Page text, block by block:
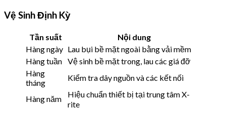
Vệ Sinh Định Kỳ
Tần suất
Nội dung
Hàng ngày Lau bụi bề mặt ngoài bằng vải mềm
Hàng tuần Vệ sinh bề mặt trong, lau các giá đỡ
Hàng
tháng
Kiểm tra dây nguồn và các kết nối
Hàng năm
Hiệu chuẩn thiết bị tại trung tâm X-
rite